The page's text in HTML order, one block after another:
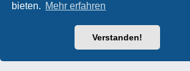
bieten. Mehr erfahren
Verstanden!